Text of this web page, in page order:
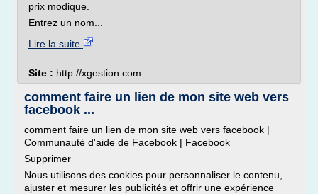
prix modique.
Entrez un nom...
Lire la suite
Site : http://xgestion.com
comment faire un lien de mon site web vers
facebook ...
comment faire un lien de mon site web vers facebook |
Communauté d'aide de Facebook | Facebook
Supprimer
Nous utilisons des cookies pour personnaliser le contenu,
ajuster et mesurer les publicités et offrir une expérience